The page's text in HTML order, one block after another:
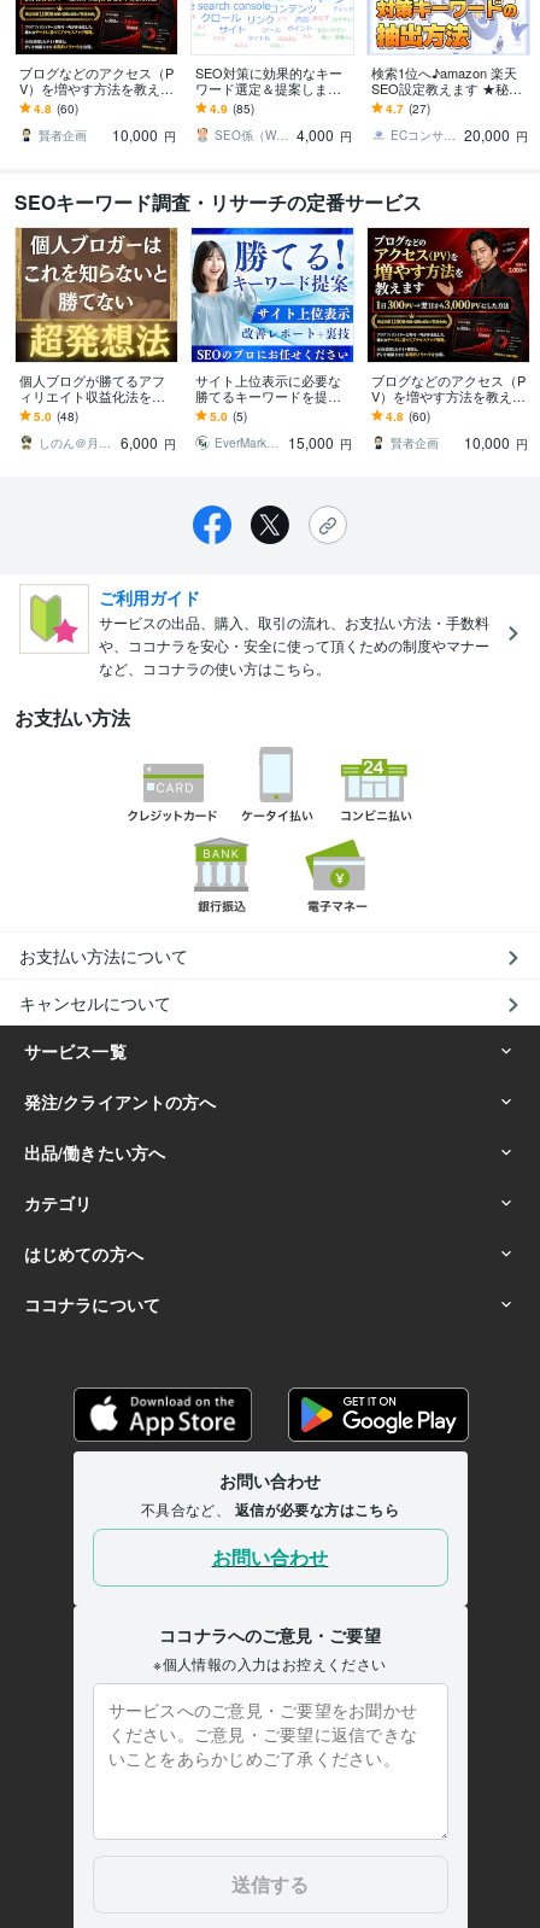
ブログなどのアクセス（P
V）を増やす方法を教えま
す 1日300PV→翌日から3,
000PVにした方法
4.8 (60)
賢者企画
10,000 円
SEO対策に効果的なキー
ワード選定＆提案します
分析ツールとコンサルに
よるSEOリサーチを駆使
して調査提案！
4.9 (85)
SEO係（WEBマーケター） 4,000 円
検索1位へ♪amazon 楽天
SEO設定教えます ★秘伝
書★売れるキーワードの
抽出方法とSEO設定マニ
ュアル
4.7 (27)
ECコンサル【まっきー】アマゾン 楽天 20,000 円
SEOキーワード調査・リサーチの定番サービス
個人ブログが勝てるアフ
ィリエイト収益化法を教
えます SEOキーワード選
定の超発想方法がわかり
ます！
5.0 (48)
しのん＠月6桁稼ぐブロガー
6,000 円
サイト上位表示に必要な
勝てるキーワードを提案
します キーワードリスト+
【おまけ】改善レポート
+使い方+裏技
5.0 (5)
EverMarketing
15,000 円
ブログなどのアクセス（P
V）を増やす方法を教えま
す 1日300PV→翌日から3,
000PVにした方法
4.8 (60)
賢者企画
10,000 円
ご利用ガイド
サービスの出品、購入、取引の流れ、お支払い方法・手数料
や、ココナラを安心・安全に使って頂くための制度やマナー
など、ココナラの使い方はこちら。
お支払い方法
お支払い方法について
キャンセルについて